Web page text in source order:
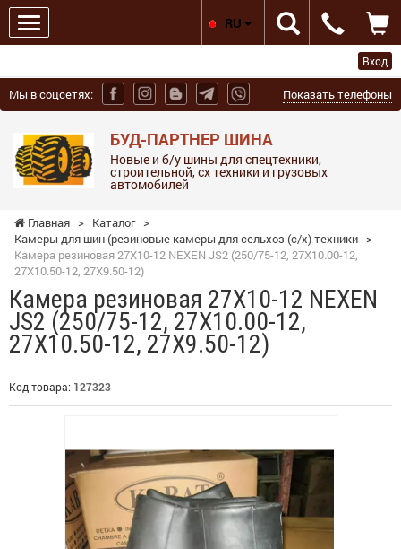
Вход
Мы в соцсетях: Показать телефоны
БУД-ПАРТНЕР ШИНА
Новые и б/у шины для спецтехники,
строительной, сх техники и грузовых
автомобилей
RU
Главная > Каталог >
Камеры для шин (резиновые камеры для сельхоз (с/х) техники >
Камера резиновая 27X10-12 NEXEN JS2 (250/75-12, 27X10.00-12,
27X10.50-12, 27X9.50-12)
Камера резиновая 27X10-12 NEXEN
JS2 (250/75-12, 27X10.00-12,
27X10.50-12, 27X9.50-12)
Код товара: 127323